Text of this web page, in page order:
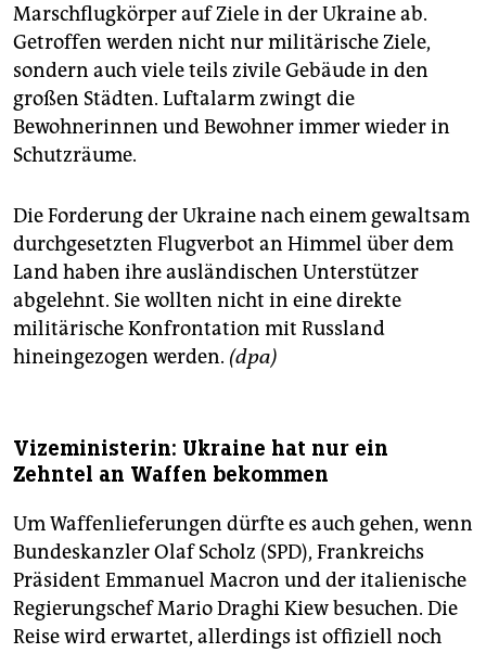
Marschflugkörper auf Ziele in der Ukraine ab.
Getroffen werden nicht nur militärische Ziele,
sondern auch viele teils zivile Gebäude in den
großen Städten. Luftalarm zwingt die
Bewohnerinnen und Bewohner immer wieder in
Schutzräume.
Die Forderung der Ukraine nach einem gewaltsam
durchgesetzten Flugverbot an Himmel über dem
Land haben ihre ausländischen Unterstützer
abgelehnt. Sie wollten nicht in eine direkte
militärische Konfrontation mit Russland
hineingezogen werden. (dpa)
Vizeministerin: Ukraine hat nur ein
Zehntel an Waffen bekommen
Um Waffenlieferungen dürfte es auch gehen, wenn
Bundeskanzler Olaf Scholz (SPD), Frankreichs
Präsident Emmanuel Macron und der italienische
Regierungschef Mario Draghi Kiew besuchen. Die
Reise wird erwartet, allerdings ist offiziell noch